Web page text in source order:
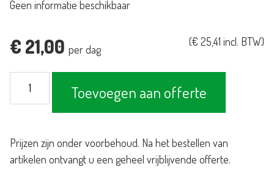
Geen informatie beschikbaar
€ 21,00 per dag
(€ 25,41 incl. BTW)
aantal
Toevoegen aan offerte
Prijzen zijn onder voorbehoud. Na het bestellen van
artikelen ontvangt u een geheel vrijblijvende offerte.